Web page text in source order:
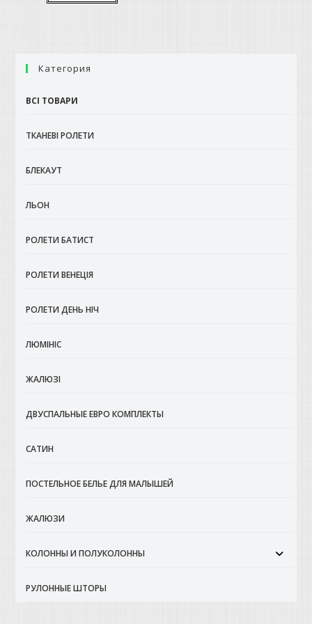
має
Категория
ВСІ ТОВАРИ
ТКАНЕВІ РОЛЕТИ
БЛЕКАУТ
ЛЬОН
РОЛЕТИ БАТИСТ
РОЛЕТИ ВЕНЕЦІЯ
РОЛЕТИ ДЕНЬ НІЧ
ЛЮМІНІС
ЖАЛЮЗІ
ДВУСПАЛЬНЫЕ ЕВРО КОМПЛЕКТЫ
САТИН
ПОСТЕЛЬНОЕ БЕЛЬЕ ДЛЯ МАЛЫШЕЙ
ЖАЛЮЗИ
КОЛОННЫ И ПОЛУКОЛОННЫ
РУЛОННЫЕ ШТОРЫ